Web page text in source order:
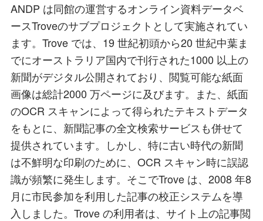
ANDP は同館の運営するオンライン資料データベ
ースTroveのサブプロジェクトとして実施されてい
ます。Trove では、19 世紀初頭から20 世紀中葉ま
でにオーストラリア国内で刊行された1000 以上の
新聞がデジタル公開されており、閲覧可能な紙面
画像は総計2000 万ページに及びます。また、紙面
のOCR スキャンによって得られたテキストデータ
をもとに、新聞記事の全文検索サービスも併せて
提供されています。しかし、特に古い時代の新聞
は不鮮明な印刷のために、OCR スキャン時に誤認
識が頻繁に発生します。そこでTrove は、2008 年8
月に市民参加を利用した記事の校正システムを導
入しました。Trove の利用者は、サイト上の記事閲